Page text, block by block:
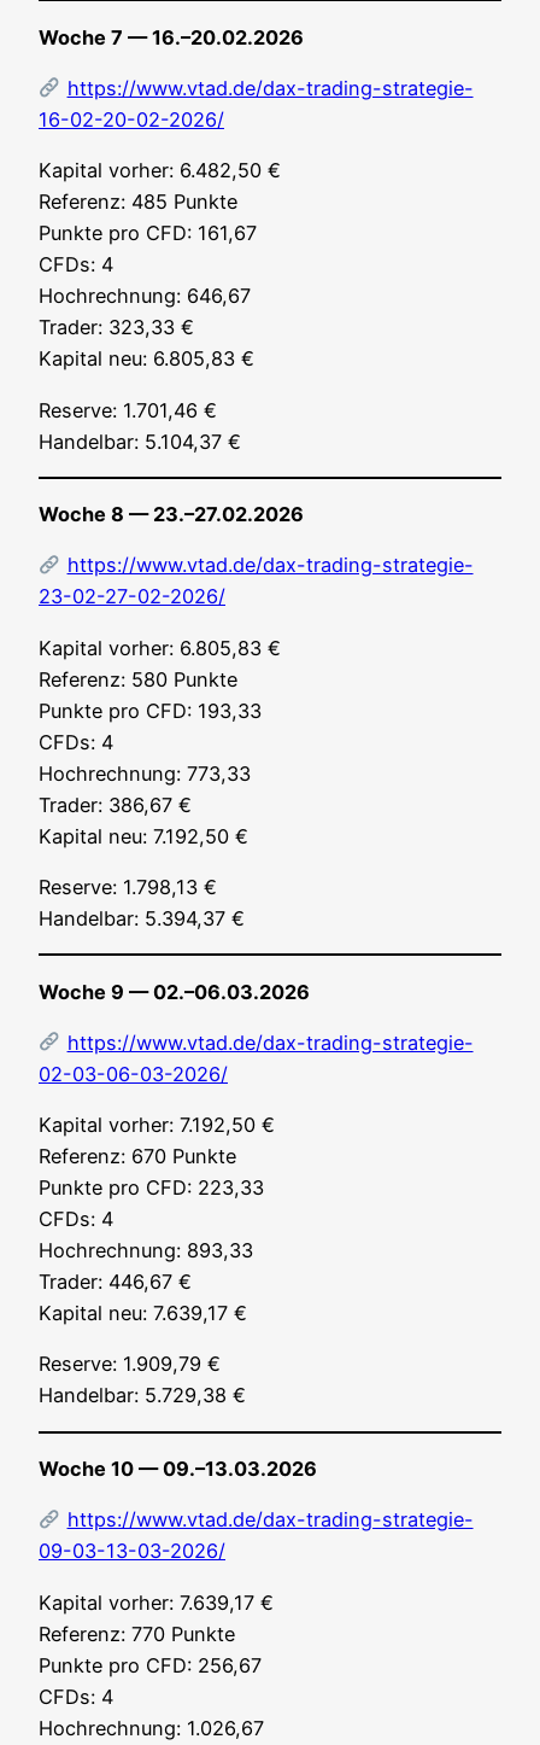
Woche 7 — 16.–20.02.2026
https://www.vtad.de/dax-trading-strategie-
16-02-20-02-2026/
Kapi­tal vor­her: 6.482,50 €
Refe­renz: 485 Punk­te
Punk­te pro CFD: 161,67
CFDs: 4
Hoch­rech­nung: 646,67
Trader: 323,33 €
Kapi­tal neu: 6.805,83 €
Reser­ve: 1.701,46 €
Han­del­bar: 5.104,37 €
Woche 8 — 23.–27.02.2026
https://www.vtad.de/dax-trading-strategie-
23-02-27-02-2026/
Kapi­tal vor­her: 6.805,83 €
Refe­renz: 580 Punk­te
Punk­te pro CFD: 193,33
CFDs: 4
Hoch­rech­nung: 773,33
Trader: 386,67 €
Kapi­tal neu: 7.192,50 €
Reser­ve: 1.798,13 €
Han­del­bar: 5.394,37 €
Woche 9 — 02.–06.03.2026
https://www.vtad.de/dax-trading-strategie-
02-03-06-03-2026/
Kapi­tal vor­her: 7.192,50 €
Refe­renz: 670 Punk­te
Punk­te pro CFD: 223,33
CFDs: 4
Hoch­rech­nung: 893,33
Trader: 446,67 €
Kapi­tal neu: 7.639,17 €
Reser­ve: 1.909,79 €
Han­del­bar: 5.729,38 €
Woche 10 — 09.–13.03.2026
https://www.vtad.de/dax-trading-strategie-
09-03-13-03-2026/
Kapi­tal vor­her: 7.639,17 €
Refe­renz: 770 Punk­te
Punk­te pro CFD: 256,67
CFDs: 4
Hoch­rech­nung: 1.026,67